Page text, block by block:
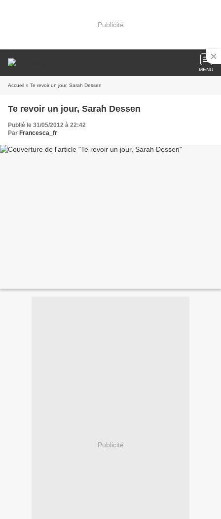
Publicité
MENU
Accueil » Te revoir un jour, Sarah Dessen
Te revoir un jour, Sarah Dessen
Publié le 31/05/2012 à 22:42
Par Francesca_fr
Publicité